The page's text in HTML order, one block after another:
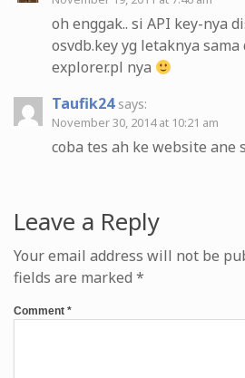
oh enggak.. si API key-nya
osvdb.key yg letaknya
explorer.pl nya
Taufik24 says:
November 30, 2014 at 10:21 am
coba tes ah ke website ane
Leave a Reply
Your email address will not be
fields are marked *
Comment *